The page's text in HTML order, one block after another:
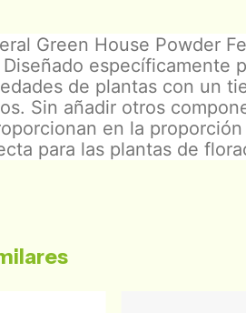
Green House Powder
específicamente
de plantas con un
Sin añadir otros
en la
para las plantas de